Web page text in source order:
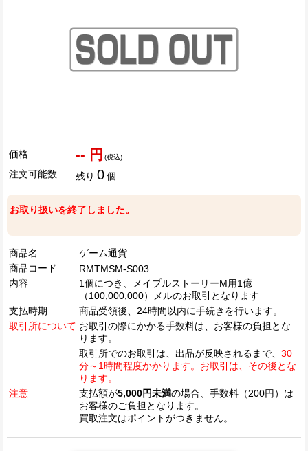
価格 -- 円 (税込)
注文可能数 残り 0個
お取り扱いを終了しました。
商品名
ゲーム通貨
商品コード
RMTMSM-S003
内容
1個につき、メイプルストーリーM用1億
（100,000,000）メルのお取引となります
支払時期
商品受領後、24時間以内に手続きを行います。
取引所について お取引の際にかかる手数料は、お客様の負担とな
ります。
取引所でのお取引は、出品が反映されるまで、 30
分～1時間程度かかります。お取引は、その後とな
ります。
注意
支払額が5,000円未満の場合、手数料（200円）は
お客様のご負担となります。
買取注文はポイントがつきません。